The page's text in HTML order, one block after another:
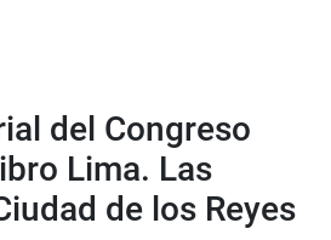
del Congreso
Lima. Las
de los Reyes